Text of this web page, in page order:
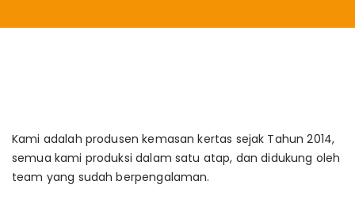
Kami adalah produsen kemasan kertas sejak Tahun 2014,
semua kami produksi dalam satu atap, dan didukung oleh
team yang sudah berpengalaman.